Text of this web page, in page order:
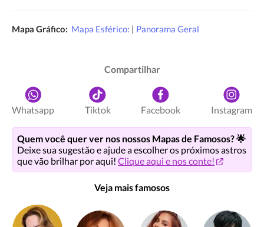
Mapa Gráfico: Mapa Esférico: | Panorama Geral
Compartilhar
Whatsapp Tiktok Facebook Instagram
Quem você quer ver nos nossos Mapas de Famosos? 🌟
Deixe sua sugestão e ajude a escolher os próximos astros
que vão brilhar por aqui! Clique aqui e nos conte!
Veja mais famosos